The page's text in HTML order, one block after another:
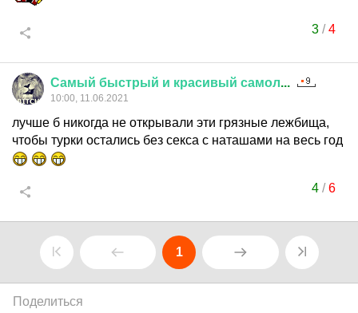
3/4
Самый быстрый и красивый самол...
10:00, 11.06.2021
лучше б никогда не открывали эти грязные лежбища,
чтобы турки остались без секса с наташами на весь год
4/6
1
Поделиться